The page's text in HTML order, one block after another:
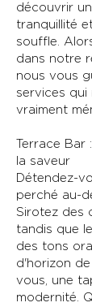
découvrir
tranquillité
souffle.
dans notre
nous vous
services
vraiment
Terrace Bar
la saveur
Détendez-
perché au-
Sirotez des
tandis que
des tons
d'horizon
vous, une
modernité.